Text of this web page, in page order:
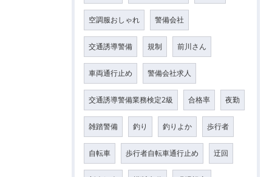
空調服おしゃれ 警備会社
交通誘導警備 規制 前川さん
車両通行止め 警備会社求人
交通誘導警備業務検定2級 合格率 夜勤
雑踏警備 釣り 釣りよか 歩行者
自転車 歩行者自転車通行止め 迂回